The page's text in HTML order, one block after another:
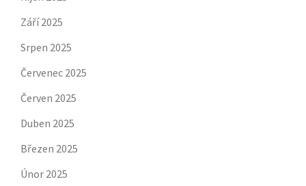
Září 2025
Srpen 2025
Červenec 2025
Červen 2025
Duben 2025
Březen 2025
Únor 2025